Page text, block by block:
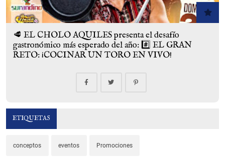
🥩 EL CHOLO AQUILES presenta el desafío
gastronómico más esperado del año: #️⃣ EL GRAN
RETO: ¡COCINAR UN TORO EN VIVO!
ETIQUETAS
conceptos eventos Promociones